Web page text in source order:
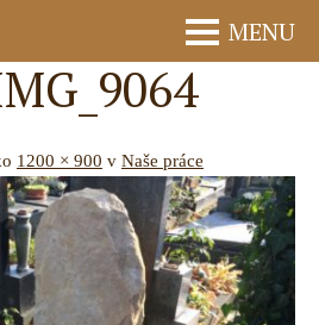
MENU
1200 × 900 v Naše práce